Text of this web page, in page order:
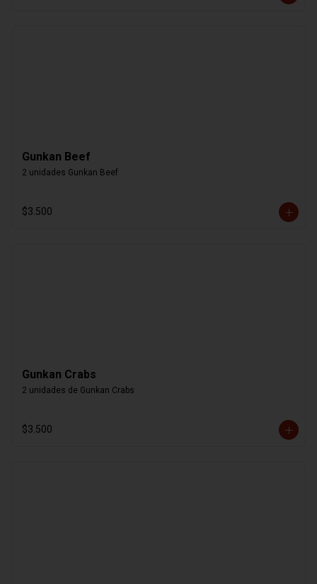
Gunkan Beef
2 unidades Gunkan Beef
$3.500
Gunkan Crabs
2 unidades de Gunkan Crabs
$3.500